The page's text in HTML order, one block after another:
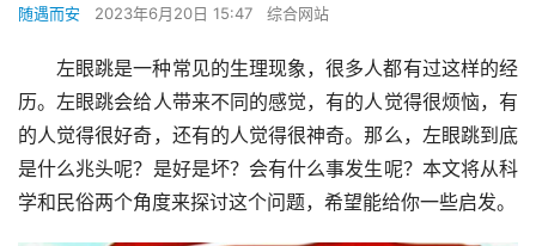
随遇而安 2023年6月20日 15:47 综合网站
左眼跳是一种常见的生理现象，很多人都有过这样的经
历。左眼跳会给人带来不同的感觉，有的人觉得很烦恼，有
的人觉得很好奇，还有的人觉得很神奇。那么，左眼跳到底
是什么兆头呢？是好是坏？会有什么事发生呢？本文将从科
学和民俗两个角度来探讨这个问题，希望能给你一些启发。